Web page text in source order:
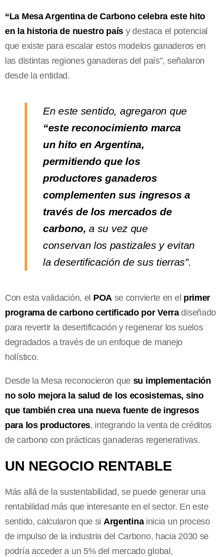
“La Mesa Argentina de Carbono celebra este hito
en la historia de nuestro país y destaca el potencial
que existe para escalar estos modelos ganaderos en
las distintas regiones ganaderas del país”, señalaron
desde la entidad.
En este sentido, agregaron que
“este reconocimiento marca
un hito en Argentina,
permitiendo que los
productores ganaderos
complementen sus ingresos a
través de los mercados de
carbono, a su vez que
conservan los pastizales y evitan
la desertificación de sus tierras”.
Con esta validación, el POA se convierte en el primer
programa de carbono certificado por Verradiseñado
para revertir la desertificación y regenerar los suelos
degradados a través de un enfoque de manejo
holístico.
Desde la Mesa reconocieron que su implementación
no solo mejora la salud de los ecosistemas, sino
que también crea una nueva fuente de ingresos
para los productores, integrando la venta de créditos
de carbono con prácticas ganaderas regenerativas.
UN NEGOCIO RENTABLE
Más allá de la sustentabilidad, se puede generar una
rentabilidad más que interesante en el sector. En este
sentido, calcularon que si Argentinainicia un proceso
de impulso de la industria del Carbono, hacia 2030 se
podría acceder a un 5% del mercado global,